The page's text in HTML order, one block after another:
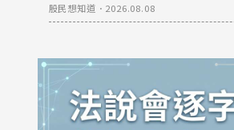
股民想知道 ． 2026.08.08